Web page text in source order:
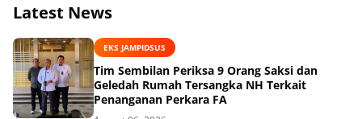
Latest News
EKS JAMPIDSUS
Tim Sembilan Periksa 9 Orang Saksi dan
Geledah Rumah Tersangka NH Terkait
Penanganan Perkara FA